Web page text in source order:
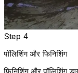
Step 4
पॉलिशिंग और फिनिशिंग